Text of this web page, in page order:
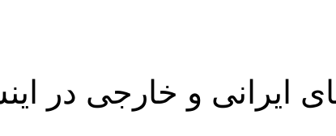
ایرانی و خارجی در